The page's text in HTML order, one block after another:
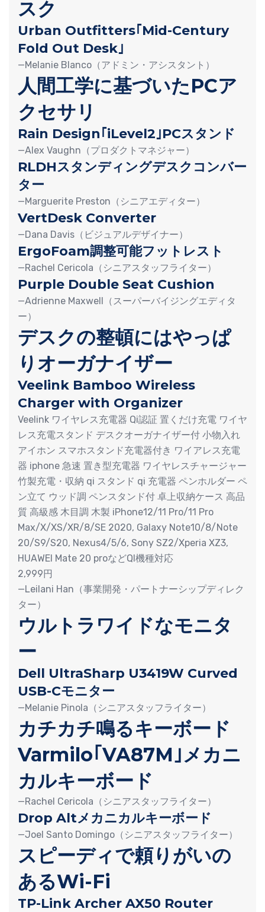
スク
Urban Outfitters｢Mid-Century
Fold Out Desk｣
—Melanie Blanco（アドミン・アシスタント）
人間工学に基づいたPCア
クセサリ
Rain Design｢iLevel2｣PCスタンド
—Alex Vaughn（プロダクトマネジャー）
RLDHスタンディングデスクコンバー
ター
—Marguerite Preston（シニアエディター）
VertDesk Converter
—Dana Davis（ビジュアルデザイナー）
ErgoFoam調整可能フットレスト
—Rachel Cericola（シニアスタッフライター）
Purple Double Seat Cushion
—Adrienne Maxwell（スーパーバイジングエディタ
ー）
デスクの整頓にはやっぱ
りオーガナイザー
Veelink Bamboo Wireless
Charger with Organizer
Veelink ワイヤレス充電器 Qi認証 置くだけ充電 ワイヤ
レス充電スタンド デスクオーガナイザー付 小物入れ
アイホン スマホスタンド充電器付き ワイアレス充電
器 iphone 急速 置き型充電器 ワイヤレスチャージャー
竹製充電・収納 qi スタンド qi 充電器 ペンホルダー ペ
ン立て ウッド調 ペンスタンド付 卓上収納ケース 高品
質 高級感 木目調 木製 iPhone12/11 Pro/11 Pro
Max/X/XS/XR/8/SE 2020, Galaxy Note10/8/Note
20/S9/S20, Nexus4/5/6, Sony SZ2/Xperia XZ3,
HUAWEI Mate 20 proなどQI機種対応
2,999円
—Leilani Han（事業開発・パートナーシップディレク
ター）
ウルトラワイドなモニタ
ー
Dell UltraSharp U3419W Curved
USB-Cモニター
—Melanie Pinola（シニアスタッフライター）
カチカチ鳴るキーボード
Varmilo｢VA87M｣メカニ
カルキーボード
—Rachel Cericola（シニアスタッフライター）
Drop Altメカニカルキーボード
—Joel Santo Domingo（シニアスタッフライター）
スピーディで頼りがいの
あるWi-Fi
TP-Link Archer AX50 Router